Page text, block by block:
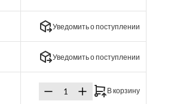
Уведомить о поступлении
Уведомить о поступлении
В корзину